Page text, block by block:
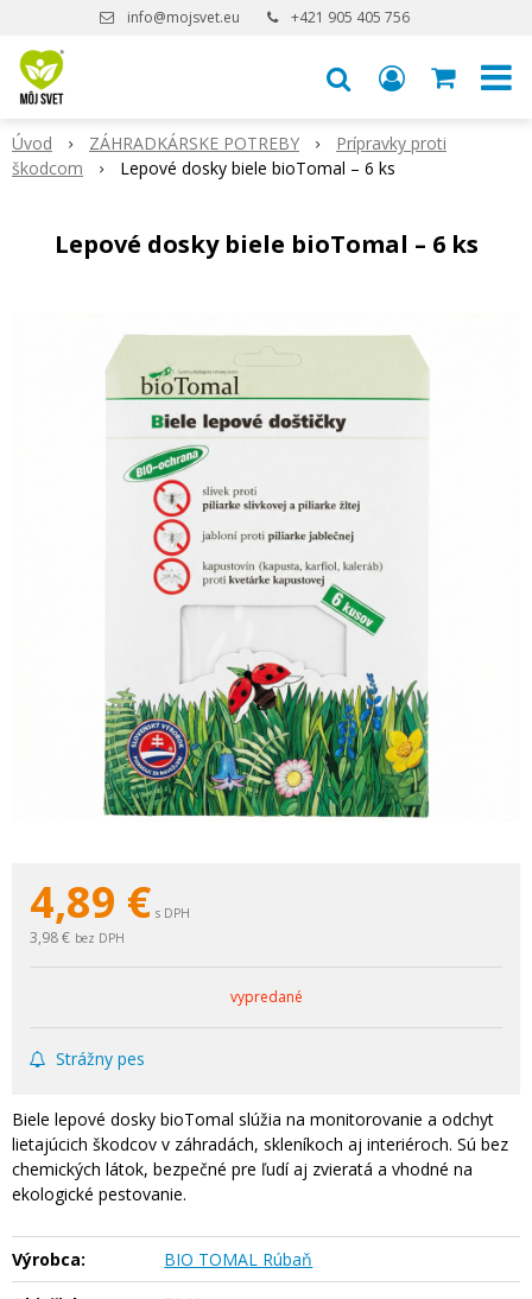
info@mojsvet.eu +421 905 405 756
Úvod ZÁHRADKÁRSKE POTREBY
Prípravky proti
škodcom
Lepové dosky biele bioTomal – 6 ks
Lepové dosky biele bioTomal – 6 ks
4,89 € s DPH
3,98 € bez DPH
vypredané
Strážny pes
Biele lepové dosky bioTomal slúžia na monitorovanie a odchyt
lietajúcich škodcov v záhradách, skleníkoch aj interiéroch. Sú bez
chemických látok, bezpečné pre ľudí aj zvieratá a vhodné na
ekologické pestovanie.
Výrobca:
BIO TOMAL Rúbaň